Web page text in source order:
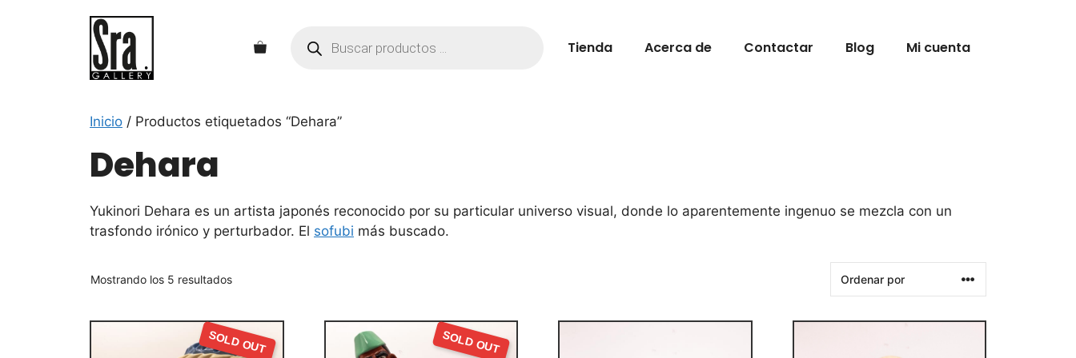
productos
Tienda Acerca de Contactar Blog Mi cuenta
Inicio / Productos etiquetados “Dehara”
Dehara
Yukinori Dehara es un artista japonés reconocido por su particular universo visual, donde lo aparentemente ingenuo se mezcla con un
trasfondo irónico y perturbador. El sofubi más buscado.
Mostrando los 5 resultados
SOLD OUT SOLD OUT